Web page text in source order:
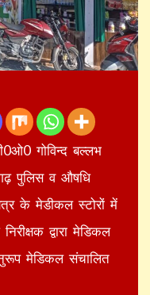
गोविन्द बल्लभ
पुलिस व औषधि
के मेडीकल स्टोरों में
द्वारा मेडिकल
मेडिकल संचालित